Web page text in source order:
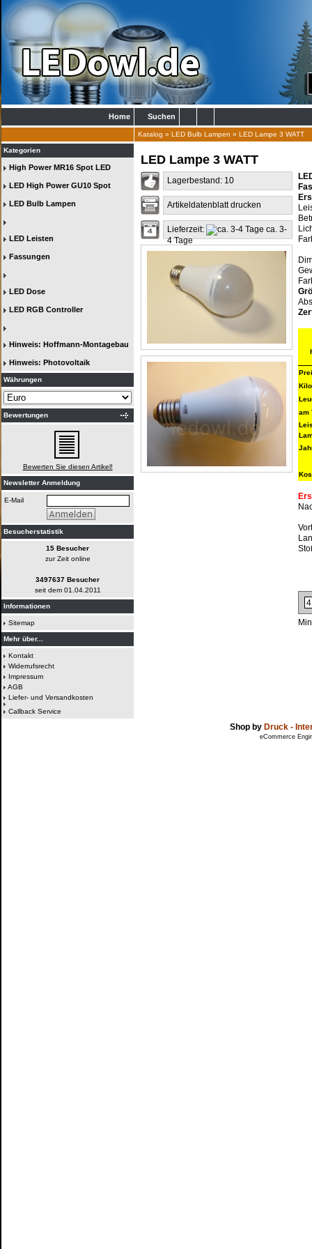
Home Suchen
Katalog » LED Bulb Lampen » LED Lampe 3 WATT
Kategorien
High Power MR16 Spot LED
LED High Power GU10 Spot
LED Bulb Lampen
LED Leisten
Fassungen
LED Dose
LED RGB Controller
Hinweis: Hoffmann-Montagebau
Hinweis: Photovoltaik
Währungen
Bewertungen
Bewerten Sie diesen Artikel!
Newsletter Anmeldung
E-Mail
Besucherstatistik
15 Besucher
zur Zeit online
3497637 Besucher
seit dem 01.04.2011
Informationen
Sitemap
Mehr über...
Kontakt
Widerrufsrecht
Impressum
AGB
Liefer- und Versandkosten
Callback Service
LED Lampe 3 WATT
Lagerbestand: 10
Artikeldatenblatt drucken
Lieferzeit:
ca. 3-
4 Tage
am
Shop by Druck -
eCommerce